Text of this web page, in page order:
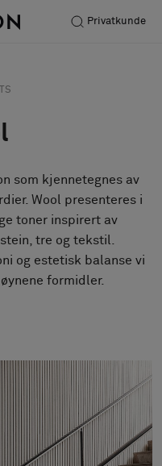
Privatkunde
som kjennetegnes av
Wool presenteres i
toner inspirert av
tre og tekstil.
og estetisk balanse vi
formidler.